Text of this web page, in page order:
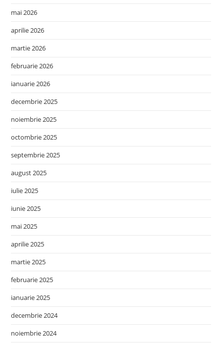
mai 2026
aprilie 2026
martie 2026
februarie 2026
ianuarie 2026
decembrie 2025
noiembrie 2025
octombrie 2025
septembrie 2025
august 2025
iulie 2025
iunie 2025
mai 2025
aprilie 2025
martie 2025
februarie 2025
ianuarie 2025
decembrie 2024
noiembrie 2024